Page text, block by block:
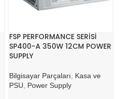
FSP PERFORMANCE SERİSİ
SP400-A 350W 12CM POWER
SUPPLY
Bilgisayar Parçaları
Kasa ve
PSU
Power Supply